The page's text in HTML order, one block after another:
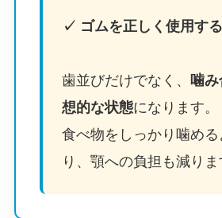
✓ ゴムを正しく使用する
歯並びだけでなく、
噛
想的な状態になります。
食べ物をしっかり噛め
り、顎への負担も減りま